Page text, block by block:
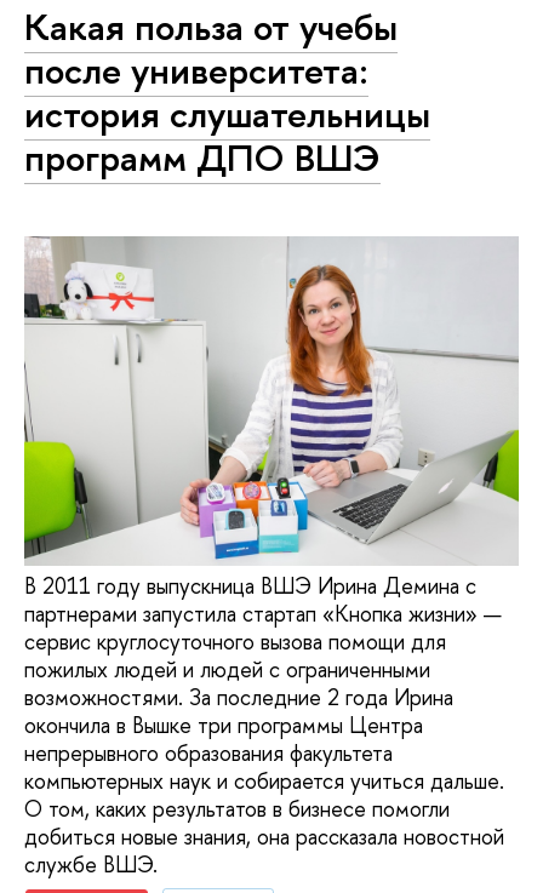
Какая польза от учебы
после университета:
история слушательницы
программ ДПО ВШЭ
В 2011 году выпускница ВШЭ Ирина Демина с
партнерами запустила стартап «Кнопка жизни» —
сервис круглосуточного вызова помощи для
пожилых людей и людей с ограниченными
возможностями. За последние 2 года Ирина
окончила в Вышке три программы Центра
непрерывного образования факультета
компьютерных наук и собирается учиться дальше.
О том, каких результатов в бизнесе помогли
добиться новые знания, она рассказала новостной
службе ВШЭ.